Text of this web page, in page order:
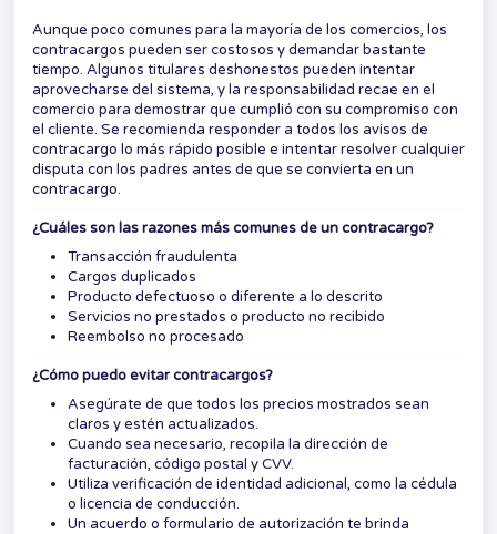
Aunque poco comunes para la mayoría de los comercios, los
contracargos pueden ser costosos y demandar bastante
tiempo. Algunos titulares deshonestos pueden intentar
aprovecharse del sistema, y la responsabilidad recae en el
comercio para demostrar que cumplió con su compromiso con
el cliente. Se recomienda responder a todos los avisos de
contracargo lo más rápido posible e intentar resolver cualquier
disputa con los padres antes de que se convierta en un
contracargo.
¿Cuáles son las razones más comunes de un contracargo?
Transacción fraudulenta
Cargos duplicados
Producto defectuoso o diferente a lo descrito
Servicios no prestados o producto no recibido
Reembolso no procesado
¿Cómo puedo evitar contracargos?
Asegúrate de que todos los precios mostrados sean
claros y estén actualizados.
Cuando sea necesario, recopila la dirección de
facturación, código postal y CVV.
Utiliza verificación de identidad adicional, como la cédula
o licencia de conducción.
Un acuerdo o formulario de autorización te brinda